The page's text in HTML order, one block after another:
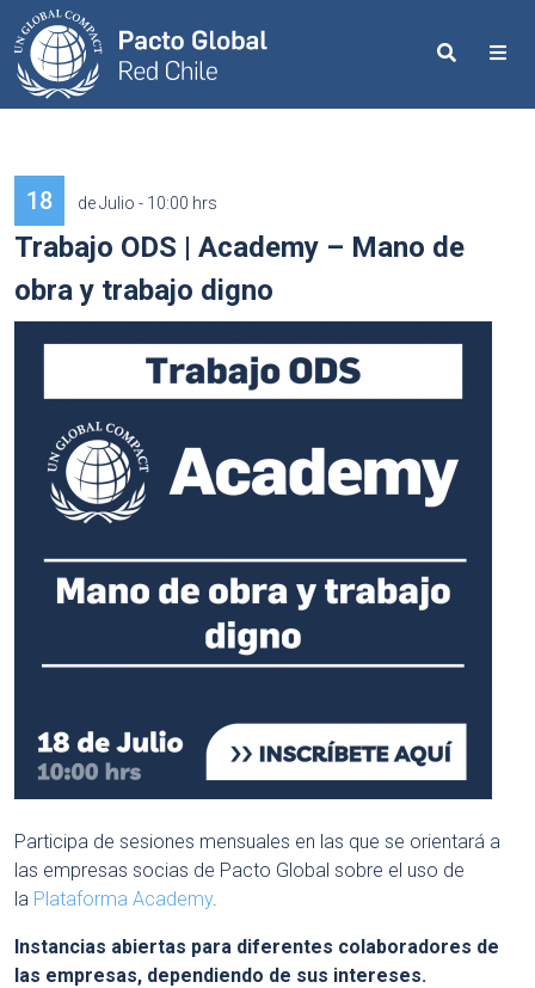
Search
18 de Julio - 10:00 hrs
Trabajo ODS | Academy – Mano de
obra y trabajo digno
Participa de sesiones mensuales en las que se orientará a
las empresas socias de Pacto Global sobre el uso de
la Plataforma Academy.
Instancias abiertas para diferentes colaboradores de
las empresas, dependiendo de sus intereses.